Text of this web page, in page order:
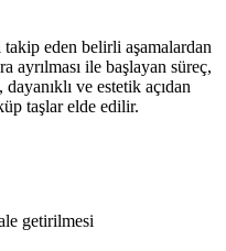
eden belirli aşamalardan
ayrılması ile başlayan süreç,
ve estetik açıdan
taşlar elde edilir.
getirilmesi